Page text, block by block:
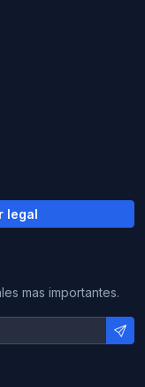
legal
mas importantes.